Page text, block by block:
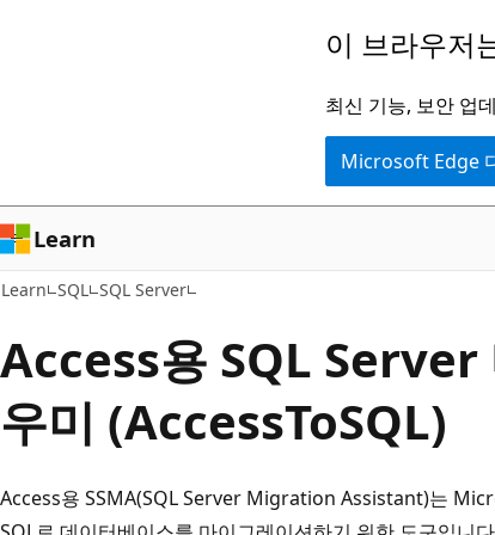
로
건
너
뛰
이 브라우저
최신 기능, 보안 업
Microsoft Edge
Learn
Learn SQL SQL Server
Access용 SQL Server
우미 (AccessToSQL)
Access용 SSMA(SQL Server Migration Assistant)는